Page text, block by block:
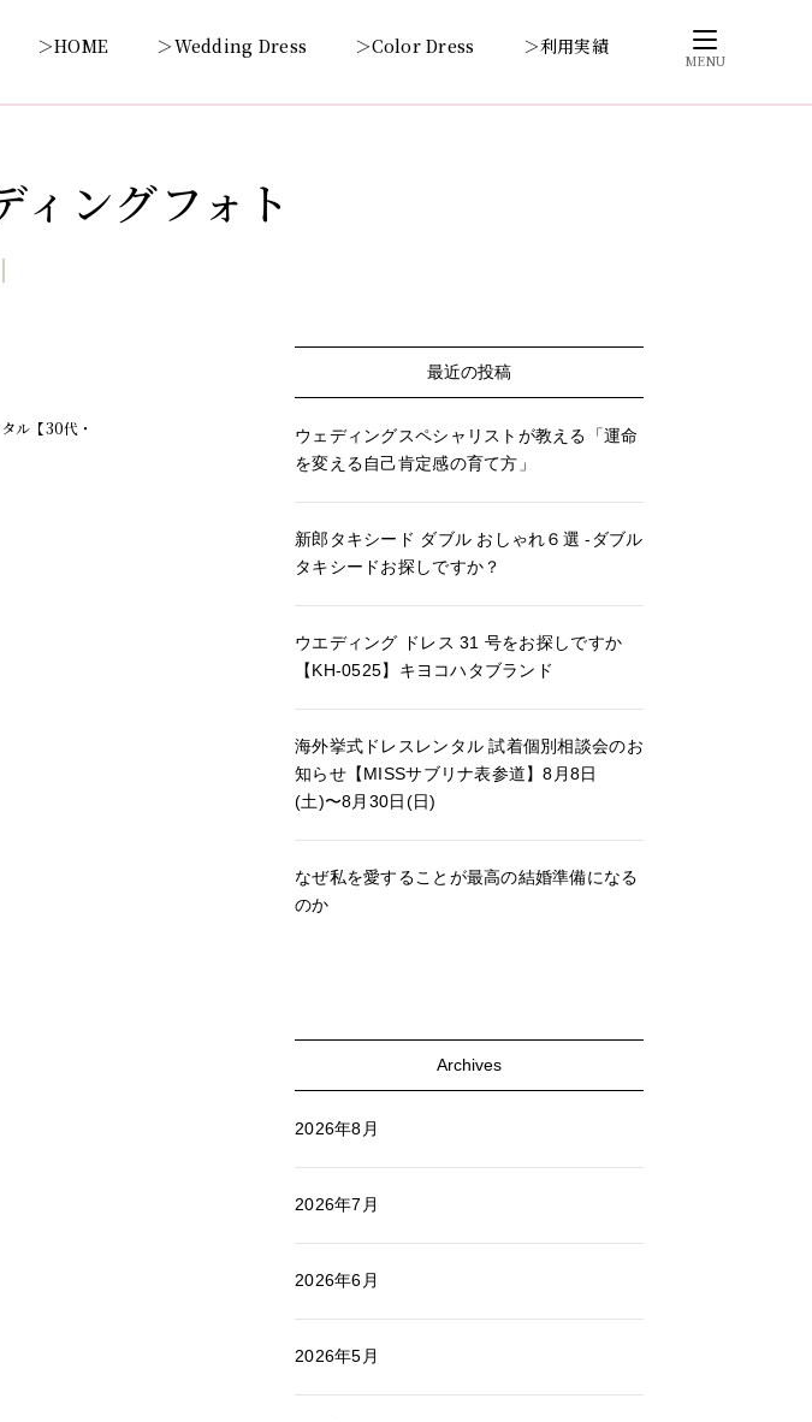
＞HOME ＞Wedding Dress ＞Color Dress ＞利用実績
MENU
ィングフォト
ル【30代・
最近の投稿
ウェディングスペシャリストが教える「運命
を変える自己肯定感の育て方」
新郎タキシード ダブル おしゃれ６選 -ダブル
タキシードお探しですか？
ウエディング ドレス 31 号をお探しですか
【KH-0525】キヨコハタブランド
海外挙式ドレスレンタル 試着個別相談会のお
知らせ【MISSサブリナ表参道】8月8日
(土)〜8月30日(日)
なぜ私を愛することが最高の結婚準備になる
のか
Archives
2026年8月
2026年7月
2026年6月
2026年5月